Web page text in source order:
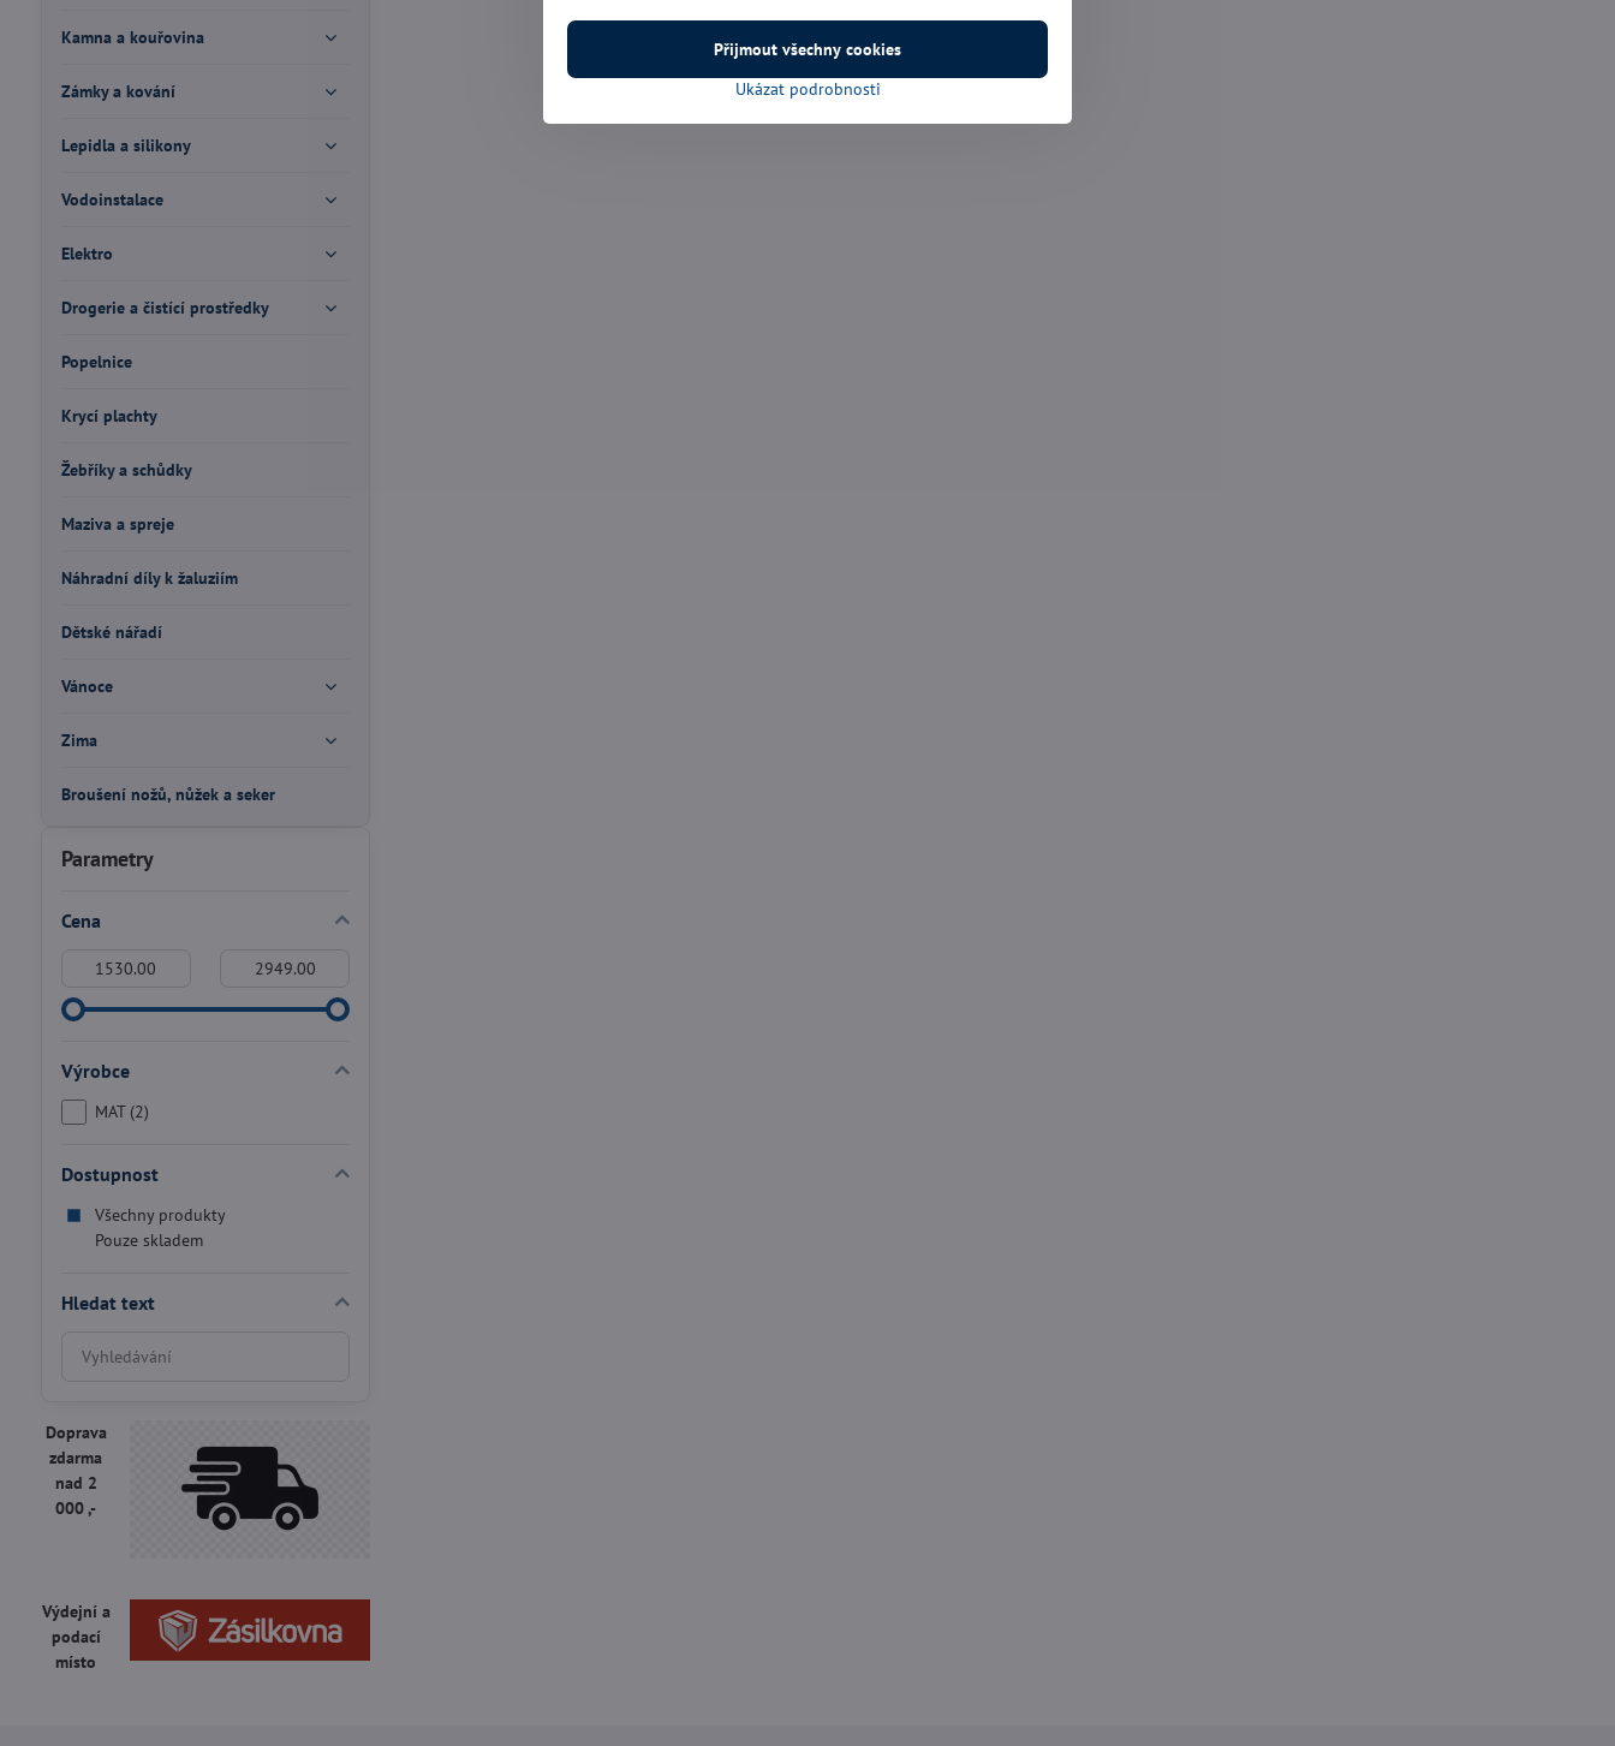
Parametry
Cena
Výrobce
MAT (2)
Dostupnost
Všechny produkty
Pouze skladem
Hledat text
Prohledat
výsledky
fulltextem
Kamna a kouřovina
Zámky a kování
Lepidla a silikony
Vodoinstalace
Elektro
Drogerie a čistící prostředky
Popelnice
Krycí plachty
Žebříky a schůdky
Maziva a spreje
Náhradní díly k žaluziím
Dětské nářadí
Vánoce
Zima
Broušení nožů, nůžek a seker
Doprava
zdarma
nad 2
000 ,-
Výdejní a
podací
místo
Ukázat podrobnosti
Přijmout všechny cookies